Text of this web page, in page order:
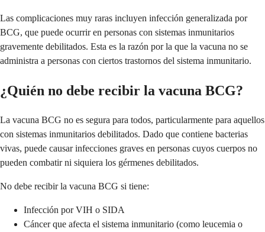
Las complicaciones muy raras incluyen infección generalizada por
BCG, que puede ocurrir en personas con sistemas inmunitarios
gravemente debilitados. Esta es la razón por la que la vacuna no se
administra a personas con ciertos trastornos del sistema inmunitario.
¿Quién no debe recibir la vacuna BCG?
La vacuna BCG no es segura para todos, particularmente para aquellos
con sistemas inmunitarios debilitados. Dado que contiene bacterias
vivas, puede causar infecciones graves en personas cuyos cuerpos no
pueden combatir ni siquiera los gérmenes debilitados.
No debe recibir la vacuna BCG si tiene:
Infección por VIH o SIDA
Cáncer que afecta el sistema inmunitario (como leucemia o